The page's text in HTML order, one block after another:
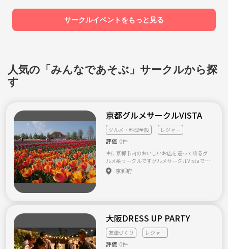
サークルイベントをもっと見る
人気の「みんなであそぶ」サークルから探
す
京都グルメサークルVISTA
グルメ・料理全般 レジャー
評価 0件
主に京都市内のおいしいお店を巡って語るグ
ルメ系サークルですグルメサークルVistaで
す。 京都市内を中心においしいお店を巡る活
動しています！ ひそかに7年くらい続いてま
のある方はぜひ一緒に楽しみましょう(^^)/ 気
まぐれな管理人が1人で運営してますので、規
模が小さくだいぶゆるいサークルです。来れる
ときに来ていただくシステムですが、一人参
加限定とさせていただいています。 他のメン
京都府
大阪DRESS UP PARTY
友達づくり レジャー
評価 0件